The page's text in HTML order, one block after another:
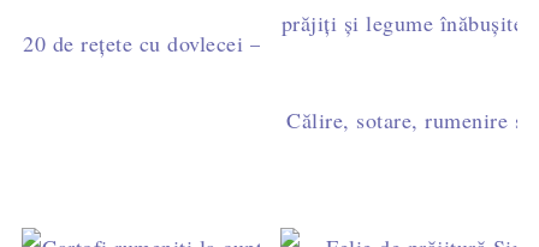
20 de rețete cu dovlecei – idei simple pentru mic
Călire, sotare, rumenire